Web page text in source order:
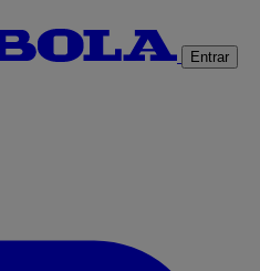
Entrar